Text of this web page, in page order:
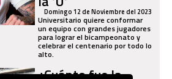
Domingo 12 de Noviembre del 2023
Universitario quiere conformar
un equipo con grandes jugadores
para lograr el bicampeonato y
celebrar el centenario por todo lo
alto.
¿Cuánto fue la